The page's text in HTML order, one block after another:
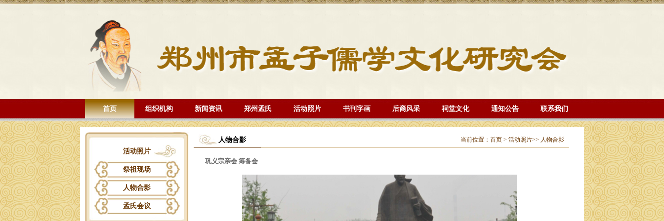
首页 组织机构 新闻资讯 郑州孟氏 活动照片 书刊字画 后裔风采 祠堂文化 通知公告 联系我们
活动照片
祭祖现场
人物合影
孟氏会议
当前位置： 首页 > 活动照片>> 人物合影
人物合影
巩义宗亲会 筹备会